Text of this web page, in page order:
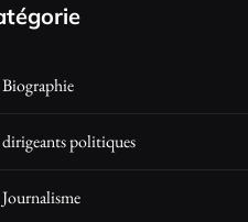
Biographie
dirigeants politiques
Journalisme